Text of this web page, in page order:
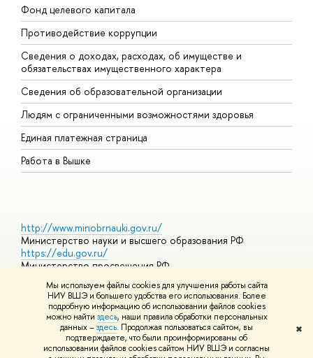
Мы используем файлы cookies для улучшения работы сайта
НИУ ВШЭ и большего удобства его использования. Более
подробную информацию об использовании файлов cookies
можно найти здесь, наши правила обработки персональных
данных –здесь. Продолжая пользоваться сайтом, вы
подтверждаете, что были проинформированы об
использовании файлов cookies сайтом НИУ ВШЭ и согласны
✖
Фонд целевого капитала
Противодействие коррупции
Сведения о доходах, расходах, об имуществе и
обязательствах имущественного характера
Сведения об образовательной организации
Людям с ограниченными возможностями здоровья
Единая платежная страница
Работа в Вышке
http://www.minobrnauki.gov.ru/
Министерство науки и высшего образования РФ
https://edu.gov.ru/
Министерство просвещения РФ
Массовые открытые онлайн-курсы
© НИУ ВШЭ 1993–2026 Адреса и контактыУсловия
использования материалов Политика конфиденциальности